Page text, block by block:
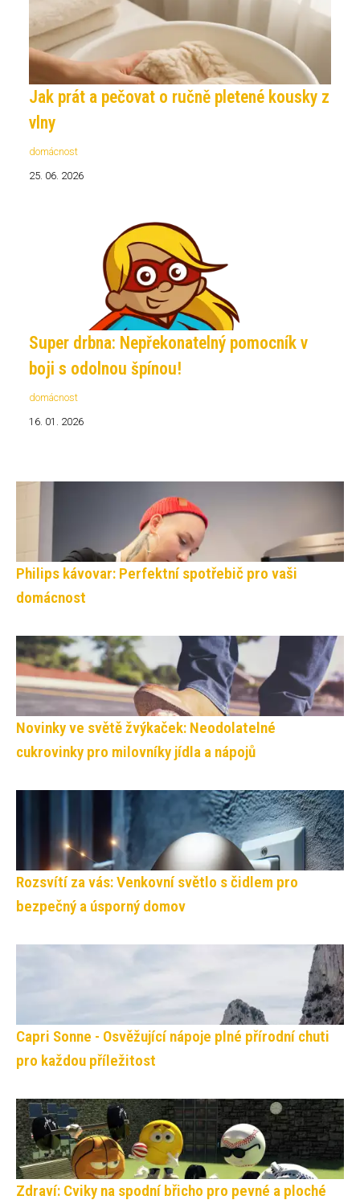
Jak prát a pečovat o ručně pletené kousky z
vlny
domácnost
25. 06. 2026
Super drbna: Nepřekonatelný pomocník v
boji s odolnou špínou!
domácnost
16. 01. 2026
Philips kávovar: Perfektní spotřebič pro vaši
domácnost
Novinky ve světě žvýkaček: Neodolatelné
cukrovinky pro milovníky jídla a nápojů
Rozsvítí za vás: Venkovní světlo s čidlem pro
bezpečný a úsporný domov
Capri Sonne - Osvěžující nápoje plné přírodní chuti
pro každou příležitost
Zdraví: Cviky na spodní břicho pro pevné a ploché